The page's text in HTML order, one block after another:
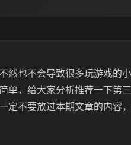
然也不会导致很多玩游戏的
单，给大家分析推荐一下第
定不要放过本期文章的内容